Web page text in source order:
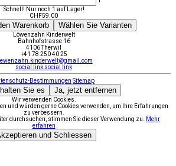
Schnell! Nur noch 1 auf Lager!
CHF59.00
Warenkorb Wählen Sie Varianten
Löwenzahn Kinderwelt
Bahnhofstrasse 16
4106 Therwil
+41 78 250 40 25
social link social link
Bestimmungen Sitemap
Sie es Ja, jetzt entfernen
Wir verwenden Cookies.
und würden gerne Cookies verwenden, um Ihre Erfahrungen
zu verbessern.
durchsuchen, stimmen Sie dieser Verwendung zu.
Mehr
erfahren
und Schliessen